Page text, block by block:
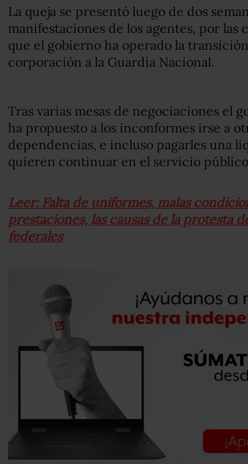
La queja se presentó luego de dos
manifestaciones de los agentes, por las
que el gobierno ha operado la
corporación a la Guardia Nacional.
Tras varias mesas de negociaciones el
ha propuesto a los inconformes irse a
dependencias, e incluso pagarles una
quieren continuar en el servicio
Leer: Falta de uniformes, malas
prestaciones, las causas de la protesta
federales